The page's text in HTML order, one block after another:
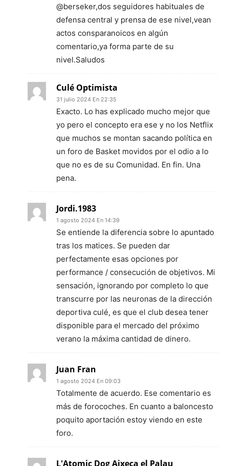
@berseker,dos seguidores habituales de
defensa central y prensa de ese nivel,vean
actos consparanoicos en algún
comentario,ya forma parte de su
nivel.Saludos
Culé Optimista
31 julio 2024 En 22:35
Exacto. Lo has explicado mucho mejor que
yo pero el concepto era ese y no los Netflix
que muchos se montan sacando política en
un foro de Basket movidos por el odio a lo
que no es de su Comunidad. En fin. Una
pena.
Jordi.1983
1 agosto 2024 En 14:39
Se entiende la diferencia sobre lo apuntado
tras los matices. Se pueden dar
perfectamente esas opciones por
performance / consecución de objetivos. Mi
sensación, ignorando por completo lo que
transcurre por las neuronas de la dirección
deportiva culé, es que el club desea tener
disponible para el mercado del próximo
verano la máxima cantidad de dinero.
Juan Fran
1 agosto 2024 En 09:03
Totalmente de acuerdo. Ese comentario es
más de forocoches. En cuanto a baloncesto
poquito aportación estoy viendo en este
foro.
L'Atomic Dog Aixeca el Palau